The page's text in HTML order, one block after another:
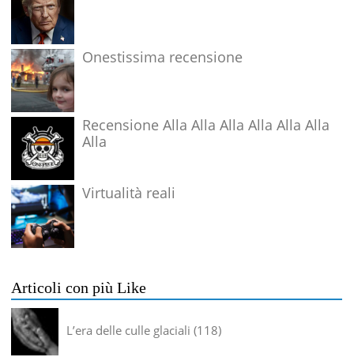
Onestissima recensione
Recensione Alla Alla Alla Alla Alla Alla
Alla
Virtualità reali
Articoli con più Like
L’era delle culle glaciali 118